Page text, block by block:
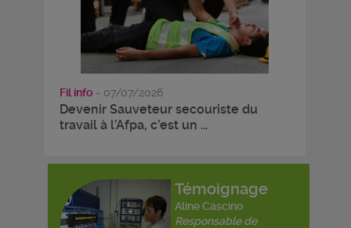
Fil info - 07/07/2026
Devenir Sauveteur secouriste du
travail à l’Afpa, c’est un ...
Témoignage
Aline Cascino
Responsable de